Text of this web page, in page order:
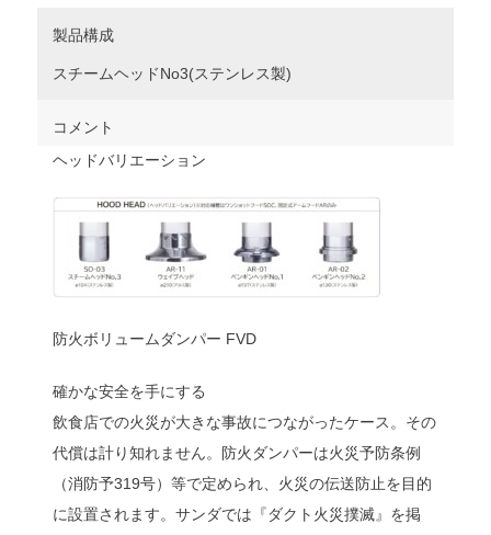
製品構成
スチームヘッドNo3(ステンレス製)
コメント
ヘッドバリエーション
防火ボリュームダンパー FVD
確かな安全を手にする
飲食店での火災が大きな事故につながったケース。その
代償は計り知れません。防火ダンパーは火災予防条例
（消防予319号）等で定められ、火災の伝送防止を目的
に設置されます。サンダでは『ダクト火災撲滅』を掲